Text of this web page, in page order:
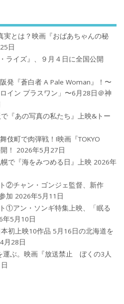
実とは？映画『おばあちゃんの秘
日
ライズ』、９月４日に全国公開
発『蒼白者 A Pale Woman』！〜
イン プラスワン」〜6月28日＠神
『あの写真の私たち』上映&トー
伎町で肉弾戦！!映画『TOKYO
！
2026年5月27日
で『海をみつめる日』上映 2026年
②チャン・ゴンジェ監督、新作
加 2026年5月11日
①アン・ソンギ特集上映、「眠る
年5月10日
初上映10作品 5月16日の北海道を
月28日
運ぶ。映画『放送禁止 ぼくの3人